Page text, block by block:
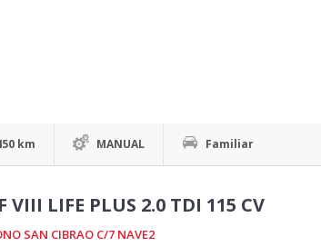
km MANUAL Familiar
VIII LIFE PLUS 2.0 TDI 115 CV
SAN CIBRAO C/7 NAVE2